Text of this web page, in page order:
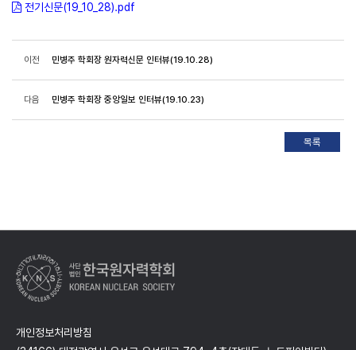
전기신문(19_10_28).pdf
이전 민병주 학회장 원자력신문 인터뷰(19.10.28)
다음 민병주 학회장 중앙일보 인터뷰(19.10.23)
개인정보처리방침